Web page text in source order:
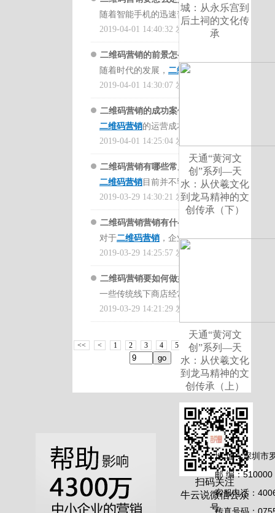
在全国各个城市，对线下服
务业务的二维码营销进行了
移动互联网碎片化时代企业
客户的秘诀。快速计划和创
建营销活动的最快方法是几
十分钟，或十几分钟，可以
创建自己的营销活动计划，
而不是像传统营销一样花费
一个月，甚至两个月的时
间。对于二维码营销的成功
案例有哪些？有什么优势？
该怎么策划方案？这类的问
题，可以在 牛云说营销中听
的课程，在课程里
以先了解清楚，看看牛云老
中实施了很长时间，为了实
现今天市场营销的全球追
赶，即使转弯超车也是一个
很好的机会。
操作员模块，记录产品批发
统计等功能。交互式营销模
块，让用户扫码，获取当地
经销商名称手机产品手册企
业现有的营销政策和反馈。
对于二维码营销有哪些优
势？该如何推广？要怎么找
渠道？可以看看牛云说营销
里面牛云老师讲的课程，在
牛云老师讲的课程里面就有
很多相关的案例在，并且里
面也讲了很多解决问题的方
迅速提高，这其中就涉及到
了衣食住行。在面对这些的
每个方面都会成为人们所关
求自然也会很高。这已进成
为生活中的一大关键问题，
而一物一码的二维码营销模
式则是按照这样的需求所开
发出来的。
谈到“互联网+到底是什么 ”，
这和其他传统行业企业家对
这些名词感到惊讶。有一段
时间，全屏主流依赖于产品
数据，通过对消费者行为和
消费习惯的分析，实现了不
同地区消费者的准确交付，
称为精准营销。在这个过程
中，作为慢销品制造商与消
费者之间的互动媒介，二维
码营销已成为推广手段的重
二维码营
销有哪些渠道？要怎么策划
活动？有哪些优势？
可以看
牛云老师
讲的课程，在牛云老师讲的
课程里面就有很多相关的案
例在，并且里面也讲了很多
哪些特点？策划要怎么写？
随着智能手机的迅速普及和
互联网的发展，二维码营销
以及成为了一个潮流的新营
销模式。如今，二维码营销
可以说是随处可见。并且现
在在没有带钱包的情况下外
以进行消费行为。
二维码营销是通过调用二维
码，吸引消费者来扫码，从
而推广相关的产品信息，以
及相应的活动。二维码也可
以打印在名片上，并且接收
名片的人通过扫码获得个人
或企业的信息。二维码营销
是以二维码作为一个路口，
通过二维码可以对商家发送
用的信息，或者是提前设定
好的平台。而通过二维码，
用户则可以扫码看到，商家
想要给消费者的内容。遇到
二维码营销有哪些优势？要
怎么做？有哪些技巧？这类
的问题的时候，可以在牛云
的课
的案例在，可以先了解清
楚，看看牛云老师是怎么讲
2019-04-01 14:40:32 发布
二维码营销的前景怎么样？
服务商要如何选择？有哪些广
告策划的技巧？
随着时代的发展， 二维码营
销开始进入我们的日常生
活。二维码的功能非常强
大，并且适合的领域也非常
的宽广，想要它看起来像什
么，它可以是什么样的。当
然，如果如果想要实现它，
那么就需要有一个程序员才
行！而事实上，一些企业最
近开始使用二维码进行营
销，并通过二维码促进产品
销售以增加销售。二维码营
销的编码方法丰富多样，可
选择基于代码的形式。
适用于二维码营销的行业也
非常广泛，所有主要的线下
商店都可以使用二维码营销
来开展产品推广活动，帮助
企业推动产品销售，达到提
高销售效果。帮助企业与消
费者互动，回馈消费者，从
消费者那里获得良好的口碑;
帮助制造商开展商店分流，
增加客流量和客流量。在面
对二维码营销活动要怎么
做？有哪些推广方案？怎么
找渠道？
这类问题的时候，
可以在牛云说营销 中听牛云
2019-04-01 14:30:07 发布
二维码营销的成功案例有哪
些？有什么优势？该怎么策划
方案？
二维码营销的运营成本低、
效果好，再与传统的营销广
告进行对比，更具有一定的
成本优势。并且二维码的出
现，大大的减少了布局上版
面的拥挤，并降低了打印的
成本。无论企业的规模如
何，二维码营销仍然是企业
的方向，使用二维码营销起
到了推动企业的服务，以及
推动企业整体发展的重要
性。
须要精确的定位消费者，二
维码营销是一种相对较新的
营销方法，可用于传输数据
而不受时间的约束。只需要
利用智能手机扫码即可，商
家可以利用网络获取消费者
扫码的相关信息，从而获取
到所需要数据量，然后利用
数据挖掘技术，总结出消费
者的消费习惯，以及消费者
的注意类别，再根据其消费
者行为的特点，准确的定位
出消费者的喜好，这样就能
2019-04-01 14:25:04 发布
二维码营销有哪些常见问
题？要怎么解决？有案例分享
吗？
二维码营销 目前并不罕见。
对于零售业来说，与消费者
建立联系也是一种很好的营
销方法。它通过关注活动吸
引消费者，更多参与网络营
销活动以提高品牌知名度，
一物一码的二维码营销模
式，是附在每个产品上，因
此每个产品都有唯一且可识
别的二维码，就像获得一张
独特的记录，而这样消费者
可以通过扫描二维码获得奖
二维码营销有哪些
渠道？要怎么策划活动？有
牛云说
讲的课
程，在牛云老师讲的课程里
面就有很多相关的案例在，
并且里面也讲了很多解决问
题的方案。
2019-03-29 14:30:21 发布
二维码营销营销有什么好策
略？具体该怎么操作？有哪些
流程？
对于二维码营销 ，企业客户
可以随时从任何媒体获取您
的业务信息，甚至直接下订
单。对于企业而来讲，只有
最先接触到客户，才能够让
客户关注到，从而能够获取
营销可以在有限的空间内，
放置更多的信息，而这只需
要一个小小的二维码而已。
并且也不在局限于文字，甚
至可以是视频、动画、音频
等。而且对于活动的促销也
不再受到布局的限制，这样
就能够让企业达到增加广告
内容的目的。
通过过比较每个二维码的访
问数据，可以很容易地判断
2019-03-29 14:25:57 发布
二维码营销要如何做好广告
策划？有什么技巧？该怎么
做？
一些传统线下商店经常去尝
试做网络营销，发布上做一
些折扣促销信息，但是活动
在开始后，确并没有好的数
据保持方式，从而导致参与
二维码
则能够给企业解决此类
传统的线下商店受到许多问
题的影响，如租金和地域的
人员成本，特别是面对运营
和销售的旺季。这样就导致
方法通常是非常有限，促销
产品无法放置和推广。会员
2019-03-29 14:21:29 发布
<< < 1 2 3 4 5 6 7 8 9
城：从永乐宫到
后土祠的文化传
承
天通“黄河文
创”系列—天
水：从伏羲文化
到龙马精神的文
创传承（下）
天通“黄河文
创”系列—天
水：从伏羲文化
到龙马精神的文
创传承（上）
扫码关注
牛云说微信公众
号
地 址：深圳市
邮 编：510000
客服电话：